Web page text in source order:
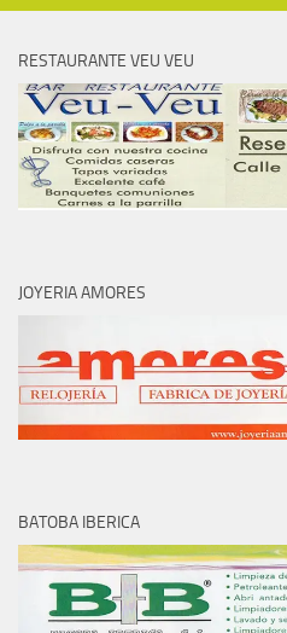
RESTAURANTE VEU VEU
JOYERIA AMORES
BATOBA IBERICA